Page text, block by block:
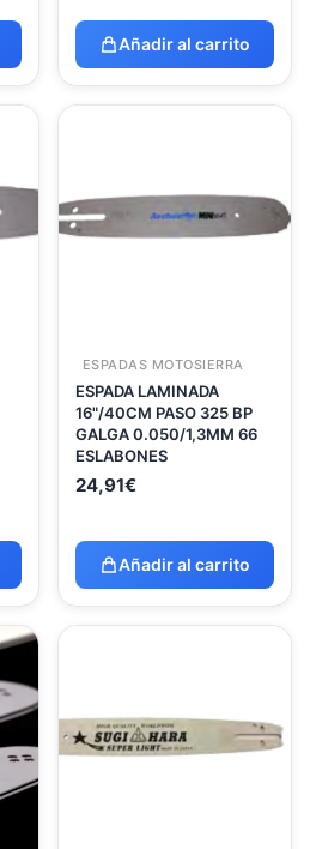
Añadir al carrito
ESPADAS MOTOSIERRA
ESPADA LAMINADA
16"/40CM PASO 325 BP
GALGA 0.050/1,3MM 66
ESLABONES
24,91€
Añadir al carrito